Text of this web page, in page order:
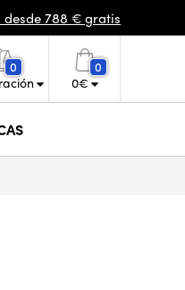
desde 788 € gratis
0 0
0€